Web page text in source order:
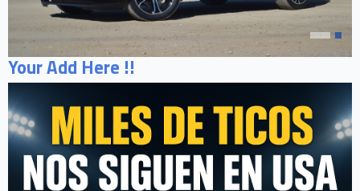
Your Add Here !!